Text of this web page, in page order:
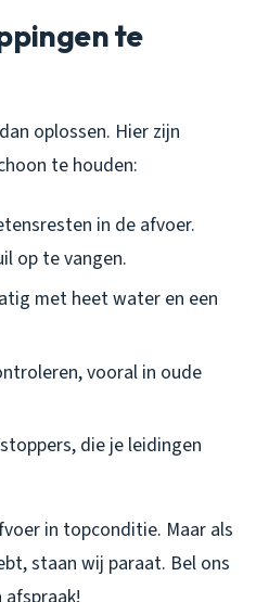
te
oplossen. Hier zijn
te houden:
in de afvoer.
op te vangen.
met heet water en een
vooral in oude
die je leidingen
in topconditie. Maar als
staan wij paraat. Bel ons